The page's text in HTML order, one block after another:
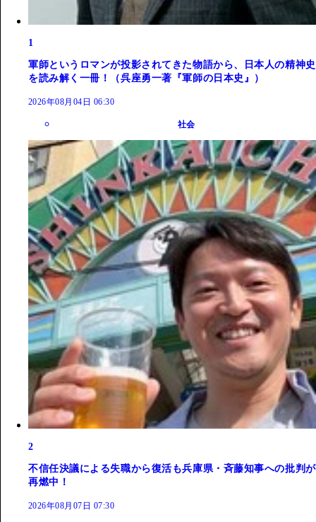
1
軍師というロマンが投影されてきた物語から、日本人の精神史
を読み解く一冊！（呉座勇一著『軍師の日本史』）
2026年08月04日 06:30
社会
2
不信任決議による失職から復活も兵庫県・斉藤知事への批判が
再燃中！
2026年08月07日 07:30